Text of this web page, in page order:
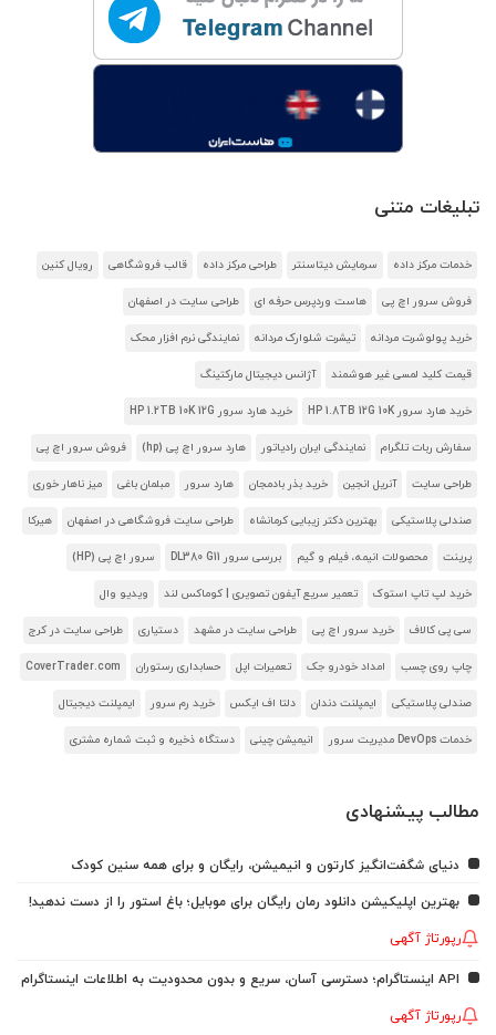
تبلیغات متنی
خدمات مرکز داده سرمایش دیتاسنتر طراحی مرکز داده قالب فروشگاهی رویال کنین
فروش سرور اچ پی هاست وردپرس حرفه ای طراحی سایت در اصفهان
خرید پولوشرت مردانه تیشرت شلوارک مردانه نمایندگی نرم افزار محک
قیمت کلید لمسی غیر هوشمند آژانس دیجیتال مارکتینگ
خرید هارد سرور HP 1.8TB 12G 10K خرید هارد سرور HP 1.2TB 10K 12G
سفارش ربات تلگرام نمایندگی ایران رادیاتور هارد سرور اچ پی (hp) فروش سرور اچ پی
طراحی سایت آنریل انجین خرید بذر بادمجان هارد سرور مبلمان باغی میز ناهار خوری
صندلی پلاستیکی بهترین دکتر زیبایی کرمانشاه طراحی سایت فروشگاهی در اصفهان هیرکا
پرینت محصولات انیمه، فیلم و گیم بررسی سرور DL380 G11 سرور اچ پی (HP)
خرید لپ تاپ استوک تعمیر سریع آیفون تصویری | کوماکس لند ویدیو وال
سی پی کالاف خرید سرور اچ پی طراحی سایت در مشهد دستیاری طراحی سایت در کرج
چاپ روی چسب امداد خودرو جک تعمیرات اپل حسابداری رستوران CoverTrader.com
صندلی پلاستیکی ایمپلنت دندان دلتا اف ایکس خرید رم سرور ایمپلنت دیجیتال
خدمات DevOps مدیریت سرور انیمیشن چینی دستگاه ذخیره و ثبت شماره مشتری
مطالب پیشنهادی
دنیای شگفت‌انگیز کارتون و انیمیشن، رایگان و برای همه سنین کودک
بهترین اپلیکیشن دانلود رمان رایگان برای موبایل؛ باغ استور را از دست ندهید!
رپورتاژ آگهی
API اینستاگرام؛ دسترسی آسان، سریع و بدون محدودیت به اطلاعات اینستاگرام
رپورتاژ آگهی